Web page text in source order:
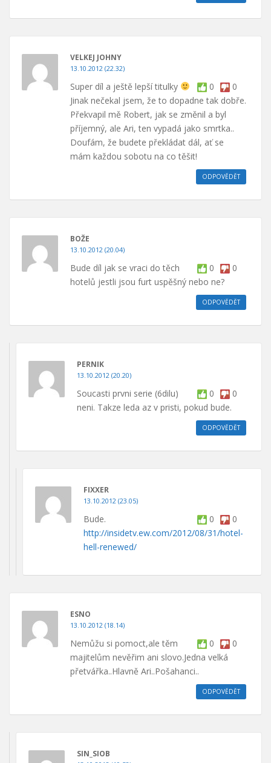
VELKEJ JOHNY
13.10.2012 (22.32)
0 0
Super díl a ještě lepší titulky
Jinak nečekal jsem, že to dopadne tak dobře.
Překvapil mě Robert, jak se změnil a byl
příjemný, ale Ari, ten vypadá jako smrtka..
Doufám, že budete překládat dál, ať se
mám každou sobotu na co těšit!
ODPOVĚDĚT
BOŽE
13.10.2012 (20.04)
0 0
Bude díl jak se vraci do těch
hotelů jestli jsou furt uspěšný nebo ne?
ODPOVĚDĚT
PERNIK
13.10.2012 (20.20)
0 0
Soucasti prvni serie (6dilu)
neni. Takze leda az v pristi, pokud bude.
ODPOVĚDĚT
FIXXER
13.10.2012 (23.05)
0 0
Bude.
http://insidetv.ew.com/2012/08/31/hotel-
hell-renewed/
ESNO
13.10.2012 (18.14)
0 0
Nemůžu si pomoct,ale těm
majitelům nevěřim ani slovo.Jedna velká
přetvářka..Hlavně Ari..Pošahanci..
ODPOVĚDĚT
SIN_SIOB